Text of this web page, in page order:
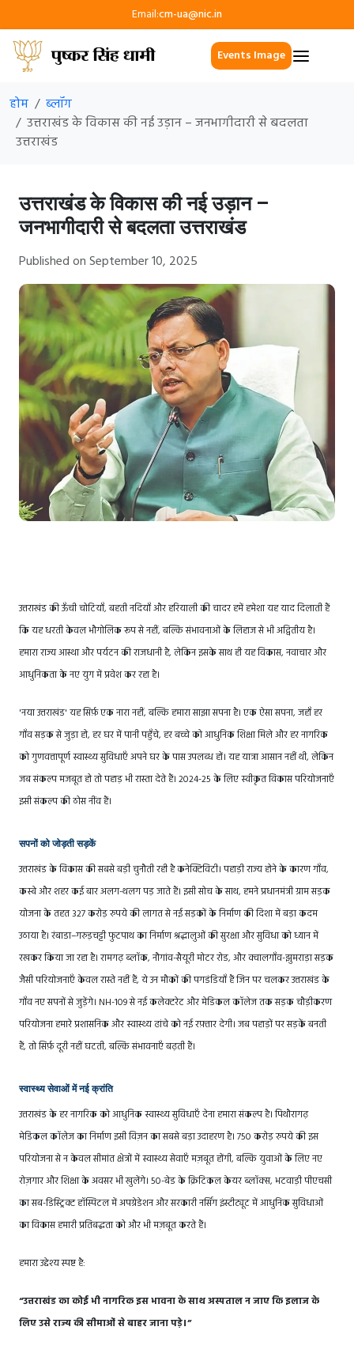
Email:cm-ua@nic.in
Events Image
होम
ब्लॉग
उत्तराखंड के विकास की नई उड़ान – जनभागीदारी से बदलता
उत्तराखंड
उत्तराखंड के विकास की नई उड़ान –
जनभागीदारी से बदलता उत्तराखंड
Published on September 10, 2025
उत्तराखंड की ऊँची चोटियाँ, बहती नदियाँ और हरियाली की चादर हमें हमेशा यह याद दिलाती हैं
कि यह धरती केवल भौगोलिक रूप से नहीं, बल्कि संभावनाओं के लिहाज से भी अद्वितीय है।
हमारा राज्य आस्था और पर्यटन की राजधानी है, लेकिन इसके साथ ही यह विकास, नवाचार और
आधुनिकता के नए युग में प्रवेश कर रहा है।
'नया उत्तराखंड' यह सिर्फ़ एक नारा नहीं, बल्कि हमारा साझा सपना है। एक ऐसा सपना, जहाँ हर
गाँव सड़क से जुड़ा हो, हर घर में पानी पहुँचे, हर बच्चे को आधुनिक शिक्षा मिले और हर नागरिक
को गुणवत्तापूर्ण स्वास्थ्य सुविधाएँ अपने घर के पास उपलब्ध हों। यह यात्रा आसान नहीं थी, लेकिन
जब संकल्प मजबूत हो तो पहाड़ भी रास्ता देते हैं। 2024-25 के लिए स्वीकृत विकास परियोजनाएँ
इसी संकल्प की ठोस नींव हैं।
सपनों को जोड़ती सड़कें
उत्तराखंड के विकास की सबसे बड़ी चुनौती रही है कनेक्टिविटी। पहाड़ी राज्य होने के कारण गाँव,
कस्बे और शहर कई बार अलग-थलग पड़ जाते हैं। इसी सोच के साथ, हमने प्रधानमंत्री ग्राम सड़क
योजना के तहत 327 करोड़ रुपये की लागत से नई सड़कों के निर्माण की दिशा में बड़ा कदम
उठाया है। रंबाडा–गरुड़चट्टी फुटपाथ का निर्माण श्रद्धालुओं की सुरक्षा और सुविधा को ध्यान में
रखकर किया जा रहा है। रामगढ़ ब्लॉक, नौगांव-सैयूरी मोटर रोड, और क्वालगाँव-झुमराड़ा सड़क
जैसी परियोजनाएँ केवल रास्ते नहीं हैं, ये उन मौकों की पगडंडियाँ हैं जिन पर चलकर उत्तराखंड के
गाँव नए सपनों से जुड़ेंगे। NH-109 से नई कलेक्टरेट और मेडिकल कॉलेज तक सड़क चौड़ीकरण
परियोजना हमारे प्रशासनिक और स्वास्थ्य ढांचे को नई रफ़्तार देगी। जब पहाड़ों पर सड़कें बनती
हैं, तो सिर्फ़ दूरी नहीं घटती, बल्कि संभावनाएँ बढ़ती हैं।
स्वास्थ्य सेवाओं में नई क्रांति
उत्तराखंड के हर नागरिक को आधुनिक स्वास्थ्य सुविधाएँ देना हमारा संकल्प है। पिथौरागढ़
मेडिकल कॉलेज का निर्माण इसी विज़न का सबसे बड़ा उदाहरण है। 750 करोड़ रुपये की इस
परियोजना से न केवल सीमांत क्षेत्रों में स्वास्थ्य सेवाएँ मज़बूत होंगी, बल्कि युवाओं के लिए नए
रोज़गार और शिक्षा के अवसर भी खुलेंगे। 50-बेड के क्रिटिकल केयर ब्लॉक्स, भटवाड़ी पीएचसी
का सब-डिस्ट्रिक्ट हॉस्पिटल में अपग्रेडेशन और सरकारी नर्सिंग इंस्टीट्यूट में आधुनिक सुविधाओं
का विकास हमारी प्रतिबद्धता को और भी मज़बूत करते हैं।
हमारा उद्देश्य स्पष्ट है:
“उत्तराखंड का कोई भी नागरिक इस भावना के साथ अस्पताल न जाए कि इलाज के
लिए उसे राज्य की सीमाओं से बाहर जाना पड़े।”